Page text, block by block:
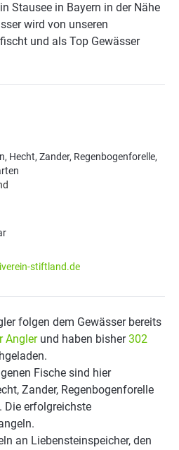
Stausee in Bayern in der Nähe
wird von unseren
und als Top Gewässer
Hecht, Zander, Regenbogenforelle,
stiftland.de
folgen dem Gewässer bereits
Anglerund haben bisher302
Fische sind hier
Zander, Regenbogenforelle
Die erfolgreichste
an Liebensteinspeicher, den